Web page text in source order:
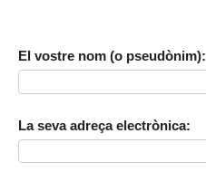
El vostre nom (o pseudònim):
La seva adreça electrònica: